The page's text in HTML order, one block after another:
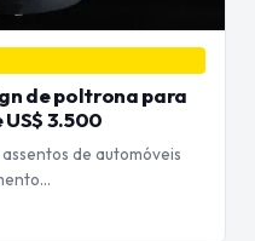
de poltrona para
3.500
de automóveis